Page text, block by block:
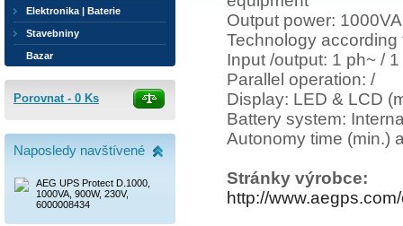
Output power:
Technology
Input /output: 1 ph~ /
Parallel operation: /
Display: LED & LCD
Battery system:
Autonomy time (min.)
Stránky výrobce:
http://
Elektronika | Baterie
Stavebniny
Bazar
Porovnat - 0 Ks
Naposledy navštívené
AEG UPS Protect D.1000,
1000VA, 900W, 230V,
6000008434